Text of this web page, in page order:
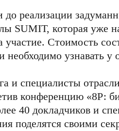
реализации
SUMIT, которая уже
участие. Стоимость
узнавать у
и специалисты
конференцию «8Р:
40 докладчиков и
поделятся своими